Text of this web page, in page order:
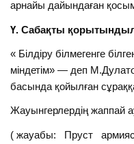
арнайы дайындаған
Ү. Сабақты
« Білдіру білмегенге
міндетім» — деп
басында қойылған
Жауынгерлердің жаппай
( жауабы: Пруст